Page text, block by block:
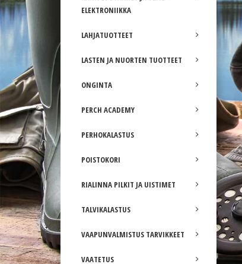
ELEKTRONIIKKA
LAHJATUOTTEET
LASTEN JA NUORTEN TUOTTEET
ONGINTA
PERCH ACADEMY
PERHOKALASTUS
POISTOKORI
RIALINNA PILKIT JA UISTIMET
TALVIKALASTUS
VAAPUNVALMISTUS TARVIKKEET
VAATETUS